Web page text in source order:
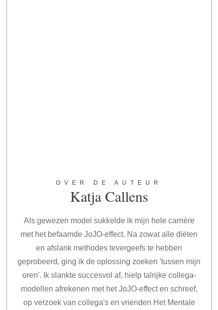
OVER DE AUTEUR
Katja Callens
Als gewezen model sukkelde ik mijn hele carrière
met het befaamde JoJO-effect. Na zowat alle diëten
en afslank methodes tevergeefs te hebben
geprobeerd, ging ik de oplossing zoeken 'tussen mijn
oren'. Ik slankte succesvol af, hielp talrijke collega-
modellen afrekenen met het JoJO-effect en schreef,
op verzoek van collega's en vrienden Het Mentale